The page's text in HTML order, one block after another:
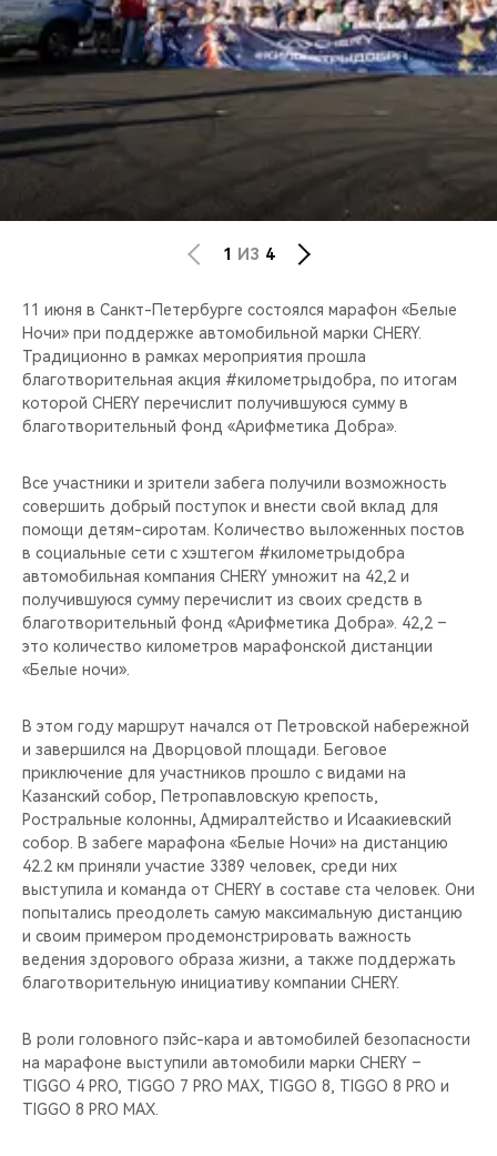
CHERY И СПОРТ
НАШИ МЕРОПРИЯТИЯ
1 ИЗ 4
11 июня в Санкт-Петербурге состоялся марафон «Белые
Ночи» при поддержке автомобильной марки CHERY.
Традиционно в рамках мероприятия прошла
благотворительная акция #километрыдобра, по итогам
которой CHERY перечислит получившуюся сумму в
благотворительный фонд «Арифметика Добра».
Все участники и зрители забега получили возможность
совершить добрый поступок и внести свой вклад для
помощи детям-сиротам. Количество выложенных постов
в социальные сети с хэштегом #километрыдобра
автомобильная компания CHERY умножит на 42,2 и
получившуюся сумму перечислит из своих средств в
благотворительный фонд «Арифметика Добра». 42,2 –
это количество километров марафонской дистанции
«Белые ночи».
В этом году маршрут начался от Петровской набережной
и завершился на Дворцовой площади. Беговое
приключение для участников прошло с видами на
Казанский собор, Петропавловскую крепость,
Ростральные колонны, Адмиралтейство и Исаакиевский
собор. В забеге марафона «Белые Ночи» на дистанцию
42.2 км приняли участие 3389 человек, среди них
выступила и команда от CHERY в составе ста человек. Они
попытались преодолеть самую максимальную дистанцию
и своим примером продемонстрировать важность
ведения здорового образа жизни, а также поддержать
благотворительную инициативу компании CHERY.
В роли головного пэйс-кара и автомобилей безопасности
на марафоне выступили автомобили марки CHERY –
TIGGO 4 PRO, TIGGO 7 PRO MAX, TIGGO 8, TIGGO 8 PRO и
TIGGO 8 PRO MAX.